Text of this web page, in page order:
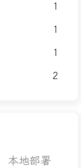
1
1
1
2
本地部署